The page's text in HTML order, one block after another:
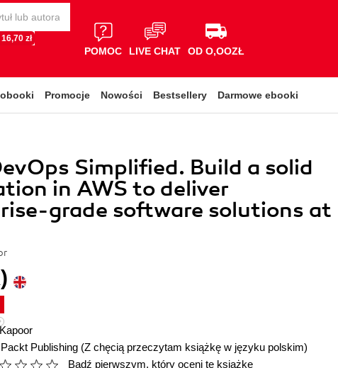
zł
POMOC LIVE CHAT OD O,OOZŁ
Promocje Nowości Bestsellery Darmowe ebooki
Simplified. Build a solid
in AWS to deliver
grade software solutions at
Packt Publishing (Z chęcią przeczytam książkę w języku polskim)
Bądź pierwszym, który oceni tę książkę